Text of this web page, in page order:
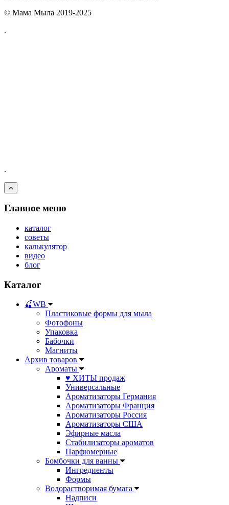
© Мама Мыла 2019-2025
.
.
Главное меню
каталог
советы
калькулятор
видео
блог
Каталог
🍒WB
Пластиковые формы для мыла
Фотофоны
Упаковка
Бабочки
Магниты
Архив товаров
Ароматы
♥ ХИТЫ продаж
Универсальные
Ароматизаторы Германия
Ароматизаторы Франция
Ароматизаторы Россия
Ароматизаторы США
Эфирные масла
Стабилизаторы ароматов
Парфюмерные
Бомбочки для ванны
Ингредиенты
Формы
Водорастворимая бумага
Надписи